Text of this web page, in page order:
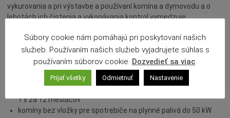
vykurovania a pri výstavbe a používaní komína a dymovodu a o
lehotách ich čistenia a vykonávania kontrol vymedzuje
401/2007 Z. z.. Vyššie uvedená vyhláška stanovuje lehoty na
čistenie a kontrolu komínov nasledovne :
komíny pre spotrebiče na tuhé a kvapalné palivá do 50 kW
1 x za 4 mesiace
1 x za 12 mesiacov
komíny bez vložky pre spotrebiče na plynné palivá do 50 kW
Súbory cookie nám pomáhajú pri poskytovaní našich
služieb. Používaním našich služieb vyjadrujete súhlas s
používaním súborov cookie. Dozvedieť sa viac
Prijať všetky Odmietnuť Nastavenie